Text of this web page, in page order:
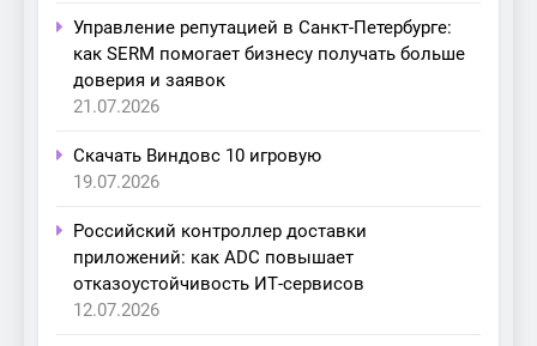
Управление репутацией в Санкт-Петербурге:
как SERM помогает бизнесу получать больше
доверия и заявок
21.07.2026
Скачать Виндовс 10 игровую
19.07.2026
Российский контроллер доставки
приложений: как ADC повышает
отказоустойчивость ИТ-сервисов
12.07.2026